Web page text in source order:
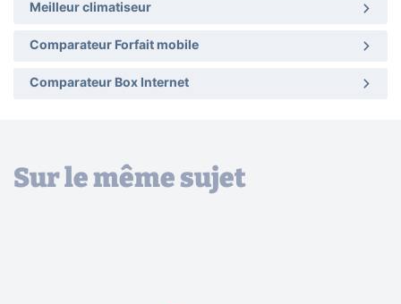
Meilleur climatiseur
Comparateur Forfait mobile
Comparateur Box Internet
Sur le même sujet